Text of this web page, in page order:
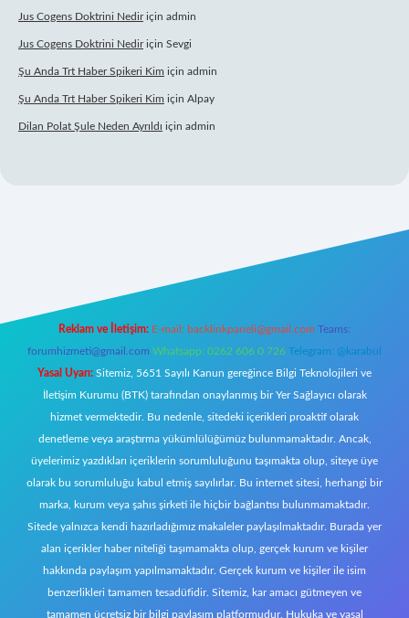
Jus Cogens Doktrini Nediriçin admin
Jus Cogens Doktrini Nediriçin Sevgi
Şu Anda Trt Haber Spikeri Kim için admin
Şu Anda Trt Haber Spikeri Kim için Alpay
Dilan Polat Şule Neden Ayrıldı için admin
Reklam ve İletişim: E-mail: backlinkpaneli@gmail.com Teams:
forumhizmeti@gmail.com Whatsapp: 0262 606 0 726 Telegram: @karabul
Yasal Uyarı: Sitemiz, 5651 Sayılı Kanun gereğince Bilgi Teknolojileri ve
İletişim Kurumu (BTK) tarafından onaylanmış bir Yer Sağlayıcı olarak
hizmet vermektedir. Bu nedenle, sitedeki içerikleri proaktif olarak
denetleme veya araştırma yükümlülüğümüz bulunmamaktadır. Ancak,
üyelerimiz yazdıkları içeriklerin sorumluluğunu taşımakta olup, siteye üye
olarak bu sorumluluğu kabul etmiş sayılırlar. Bu internet sitesi, herhangi bir
marka, kurum veya şahıs şirketi ile hiçbir bağlantısı bulunmamaktadır.
Sitede yalnızca kendi hazırladığımız makaleler paylaşılmaktadır. Burada yer
alan içerikler haber niteliği taşımamakta olup, gerçek kurum ve kişiler
hakkında paylaşım yapılmamaktadır. Gerçek kurum ve kişiler ile isim
benzerlikleri tamamen tesadüfidir. Sitemiz, kar amacı gütmeyen ve
tamamen ücretsiz bir bilgi paylaşım platformudur. Hukuka ve yasal